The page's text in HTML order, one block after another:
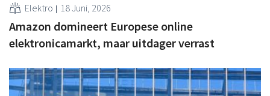
Elektro 18 Juni, 2026
Amazon domineert Europese online
elektronicamarkt, maar uitdager verrast